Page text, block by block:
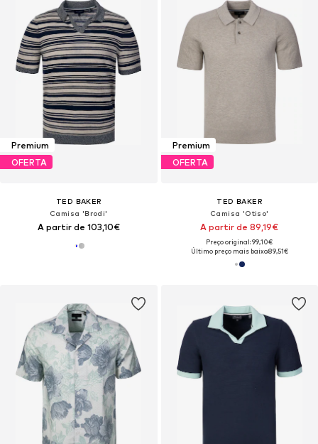
Premium
OFERTA
TED BAKER
Camisa 'Brodi'
A partir de 103,10€
Premium
OFERTA
TED BAKER
Camisa 'Otiso'
A partir de 89,19€
Preço original: 99,10€
Último preço mais baixo:89,51€